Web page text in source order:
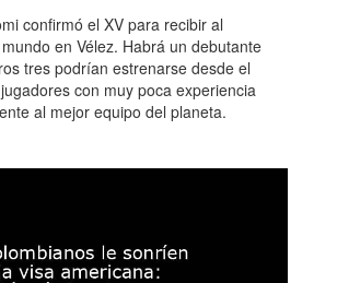
confirmó el XV para recibir al
en Vélez. Habrá un debutante
tres podrían estrenarse desde el
con muy poca experiencia
al mejor equipo del planeta.